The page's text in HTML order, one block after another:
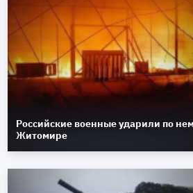
Российские военные ударили по
Житомире